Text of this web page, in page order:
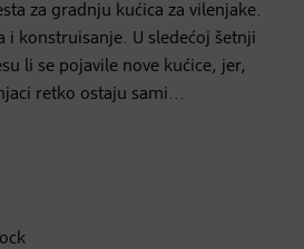
za gradnju kućica za vilenjake.
i konstruisanje. U sledećoj šetnji
li se pojavile nove kućice, jer,
retko ostaju sami...